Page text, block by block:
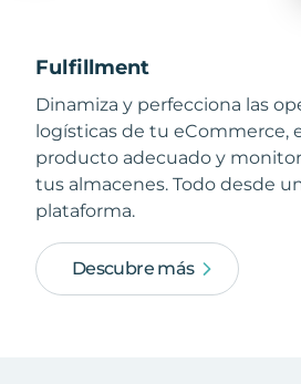
Fulfillment
Dinamiza y perfecciona las
logísticas de tu eCommerce,
producto adecuado y
tus almacenes. Todo desde
plataforma.
Descubre más